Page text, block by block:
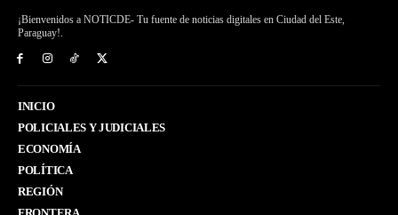
¡Bienvenidos a NOTICDE- Tu fuente de noticias digitales en Ciudad del Este,
Paraguay!.
INICIO
POLICIALES Y JUDICIALES
ECONOMÍA
POLÍTICA
REGIÓN